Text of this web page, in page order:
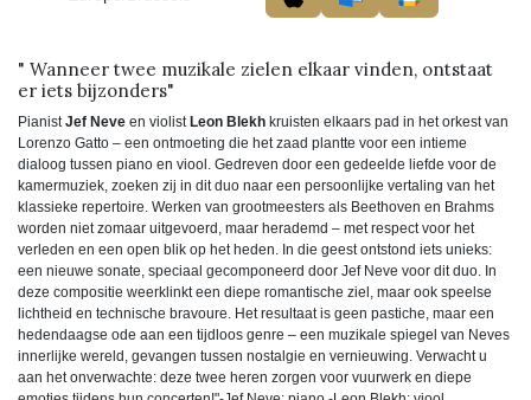
" Wanneer twee muzikale zielen elkaar vinden, ontstaat
er iets bijzonders"
PianistJef Neve en violist Leon Blekh kruisten elkaars pad in het orkest van
Lorenzo Gatto – een ontmoeting die het zaad plantte voor een intieme
dialoog tussen piano en viool. Gedreven door een gedeelde liefde voor de
kamermuziek, zoeken zij in dit duo naar een persoonlijke vertaling van het
klassieke repertoire. Werken van grootmeesters als Beethoven en Brahms
worden niet zomaar uitgevoerd, maar herademd – met respect voor het
verleden en een open blik op het heden. In die geest ontstond iets unieks:
een nieuwe sonate, speciaal gecomponeerd door Jef Neve voor dit duo. In
deze compositie weerklinkt een diepe romantische ziel, maar ook speelse
lichtheid en technische bravoure. Het resultaat is geen pastiche, maar een
hedendaagse ode aan een tijdloos genre – een muzikale spiegel van Neves
innerlijke wereld, gevangen tussen nostalgie en vernieuwing. Verwacht u
aan het onverwachte: deze twee heren zorgen voor vuurwerk en diepe